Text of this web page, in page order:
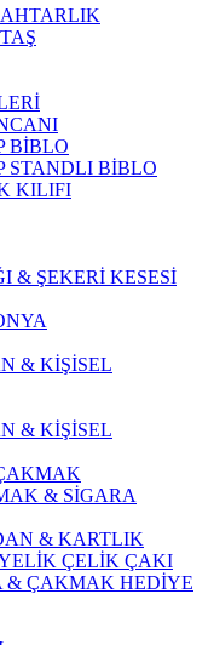
BİBLO
STANDLI BİBLO
KILIFI
& ŞEKERİ KESESİ
& KİŞİSEL
& KİŞİSEL
& SİGARA
& KARTLIK
ÇELİK ÇAKI
& ÇAKMAK HEDİYE